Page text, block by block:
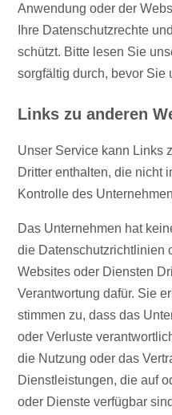
Anwendung oder der
Ihre Datenschutzrechte
schützt. Bitte lesen Sie
sorgfältig durch, bevor Sie
Links zu anderen
Unser Service kann Links
Dritter enthalten, die nicht
Kontrolle des
Das Unternehmen hat
die Datenschutzrichtlinien
Websites oder Diensten
Verantwortung dafür. Sie
stimmen zu, dass das
oder Verluste
die Nutzung oder das
Dienstleistungen, die auf
oder Dienste verfügbar